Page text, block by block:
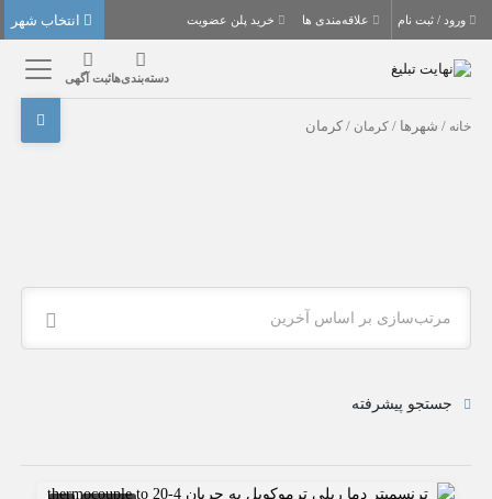
ورود / ثبت نام علاقه‌مندی ها خرید پلن عضویت
دسته‌بندی‌هاثبت آگهی
خانه / شهرها /کرمان / کرمان
مرتب‌سازی بر اساس آخرین
جستجو پیشرفته